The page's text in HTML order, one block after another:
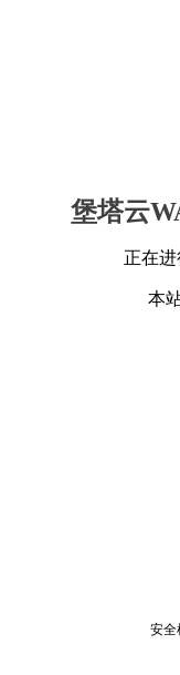
堡塔云
正在
本
安全